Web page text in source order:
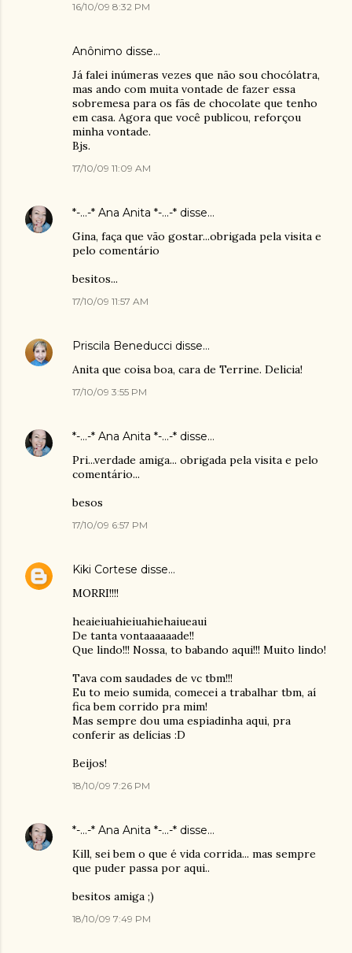
16/10/09 8:32 PM
Anônimo disse…
Já falei inúmeras vezes que não sou chocólatra,
mas ando com muita vontade de fazer essa
sobremesa para os fãs de chocolate que tenho
em casa. Agora que você publicou, reforçou
minha vontade.
Bjs.
17/10/09 11:09 AM
*-...-* Ana Anita *-...-* disse…
Gina, faça que vão gostar...obrigada pela visita e
pelo comentário
besitos...
17/10/09 11:57 AM
Priscila Beneducci disse…
Anita que coisa boa, cara de Terrine. Delicia!
17/10/09 3:55 PM
*-...-* Ana Anita *-...-* disse…
Pri...verdade amiga... obrigada pela visita e pelo
comentário...
besos
17/10/09 6:57 PM
Kiki Cortese disse…
MORRI!!!!
heaieiuahieiuahiehaiueaui
De tanta vontaaaaaade!!
Que lindo!!! Nossa, to babando aqui!!! Muito lindo!
Tava com saudades de vc tbm!!!
Eu to meio sumida, comecei a trabalhar tbm, aí
fica bem corrido pra mim!
Mas sempre dou uma espiadinha aqui, pra
conferir as delícias :D
Beijos!
18/10/09 7:26 PM
*-...-* Ana Anita *-...-* disse…
Kill, sei bem o que é vida corrida... mas sempre
que puder passa por aqui..
besitos amiga ;)
18/10/09 7:49 PM